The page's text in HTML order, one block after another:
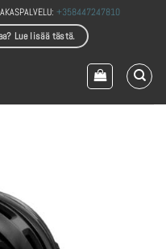
+358447247810
Lue lisää tästä.